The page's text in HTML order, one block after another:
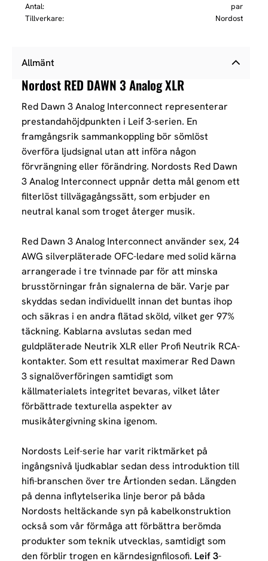
Antal
par
Tillverkare
Nordost
Allmänt
Nordost RED DAWN 3 Analog XLR
Red Dawn 3 Analog Interconnect representerar
prestandahöjdpunkten i Leif 3-serien. En
framgångsrik sammankoppling bör sömlöst
överföra ljudsignal utan att införa någon
förvrängning eller förändring. Nordosts Red Dawn
3 Analog Interconnect uppnår detta mål genom ett
filterlöst tillvägagångssätt, som erbjuder en
neutral kanal som troget återger musik.
Red Dawn 3 Analog Interconnect använder sex, 24
AWG silverpläterade OFC-ledare med solid kärna
arrangerade i tre tvinnade par för att minska
brusstörningar från signalerna de bär. Varje par
skyddas sedan individuellt innan det buntas ihop
och säkras i en andra flätad sköld, vilket ger 97%
täckning. Kablarna avslutas sedan med
guldpläterade Neutrik XLR eller Profi Neutrik RCA-
kontakter. Som ett resultat maximerar Red Dawn
3 signalöverföringen samtidigt som
källmaterialets integritet bevaras, vilket låter
förbättrade texturella aspekter av
musikåtergivning skina igenom.
Nordosts Leif-serie har varit riktmärket på
ingångsnivå ljudkablar sedan dess introduktion till
hifi-branschen över tre Årtionden sedan. Längden
på denna inflytelserika linje beror på båda
Nordosts heltäckande syn på kabelkonstruktion
också som vår förmåga att förbättra berömda
produkter som teknik utvecklas, samtidigt som
den förblir trogen en kärndesignfilosofi. Leif 3-